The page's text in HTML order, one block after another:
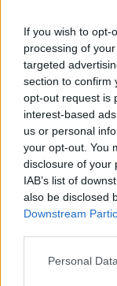
If you wish to opt-
processing of
targeted
section to confirm
opt-out request is
interest-based
us or personal
your opt-out. You
disclosure of your
IAB’s list of
also be disclosed
Downstream
Please note that
Personal
ελεύθερος
ΔΙΑΒΑΣΤΕ
Ελλάδα|
συλλήψεις
Ο δεύτερος